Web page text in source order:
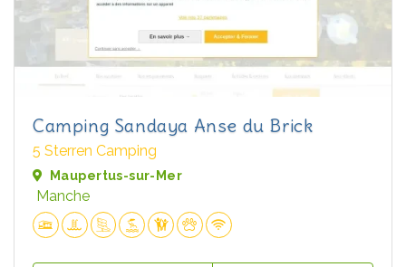
Camping Sandaya Anse du Brick
5 Sterren Camping
Maupertus-sur-Mer
Manche